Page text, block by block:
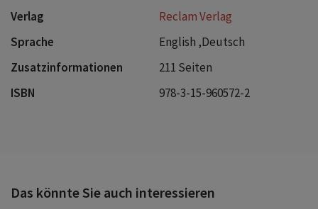
Verlag
Reclam Verlag
Sprache
English ,Deutsch
Zusatzinformationen
211 Seiten
ISBN
978-3-15-960572-2
Das könnte Sie auch interessieren